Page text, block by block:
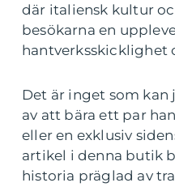
där italiensk kultur
besökarna en
hantverksskicklighet
Det är inget som kan
av att bära ett par
eller en exklusiv
artikel i denna butik
historia präglad av